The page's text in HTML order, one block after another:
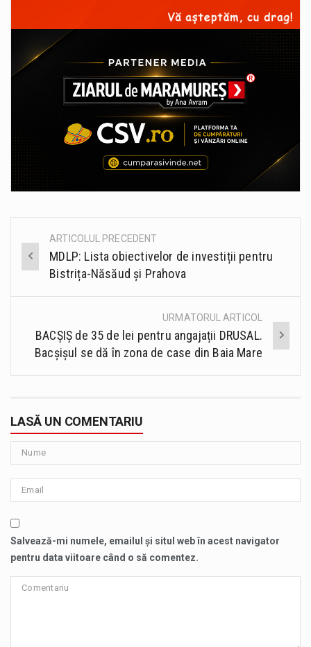
Post
navigation
ARTICOLUL PRECEDENT
MDLP: Lista obiectivelor de investiții pentru
Bistrița-Năsăud și Prahova
URMATORUL ARTICOL
BACȘIȘ de 35 de lei pentru angajații DRUSAL.
Bacșișul se dă în zona de case din Baia Mare
LASĂ UN COMENTARIU
Salvează-mi numele, emailul și situl web în acest navigator
pentru data viitoare când o să comentez.